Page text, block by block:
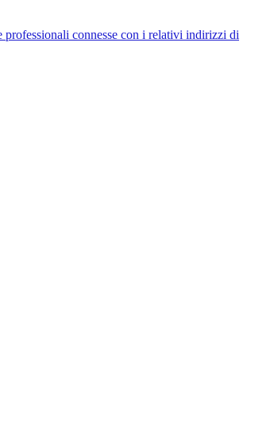
connesse con i relativi indirizzi di